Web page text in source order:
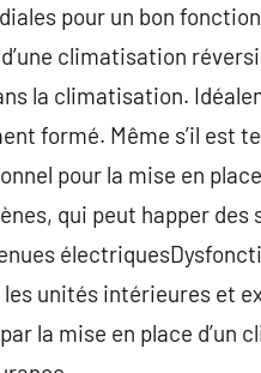
pour un bon
climatisation
la climatisation.
formé. Même s’il est
pour la mise en
qui peut happer des
unités intérieures et
la mise en place d’un